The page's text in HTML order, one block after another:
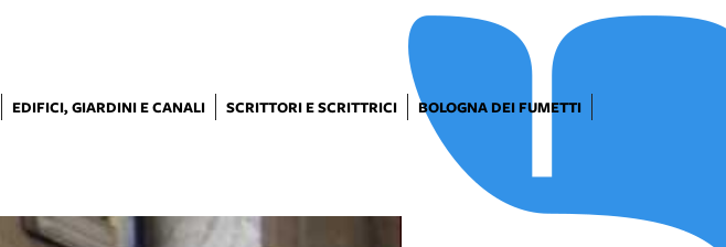
EDIFICI, GIARDINI E CANALI SCRITTORI E SCRITTRICI
BOLOGNA DEI FUMETTI